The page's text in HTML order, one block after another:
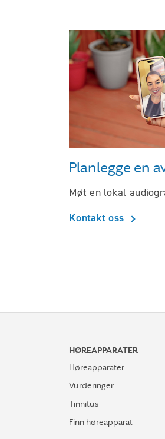
Planlegge en
Møt en lokal
Kontakt oss
HØREAPPARATER
Høreapparater
Vurderinger
Tinnitus
Finn høreapparat